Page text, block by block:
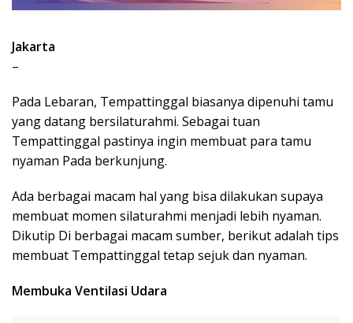
Jakarta
–
Pada Lebaran, Tempattinggal biasanya dipenuhi tamu
yang datang bersilaturahmi. Sebagai tuan
Tempattinggal pastinya ingin membuat para tamu
nyaman Pada berkunjung.
Ada berbagai macam hal yang bisa dilakukan supaya
membuat momen silaturahmi menjadi lebih nyaman.
Dikutip Di berbagai macam sumber, berikut adalah tips
membuat Tempattinggal tetap sejuk dan nyaman.
Membuka Ventilasi Udara